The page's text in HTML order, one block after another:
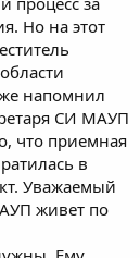
Но на этот
напомнил
СИ МАУП
что приемная
в
Уважаемый
живет по